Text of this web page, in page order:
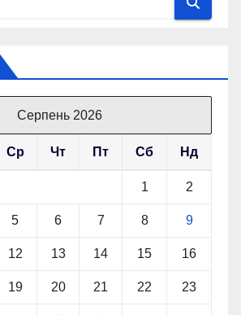
Серпень 2026
Ср Чт Пт Сб Нд
1 2
5 6 7 8 9
12 13 14 15 16
19 20 21 22 23